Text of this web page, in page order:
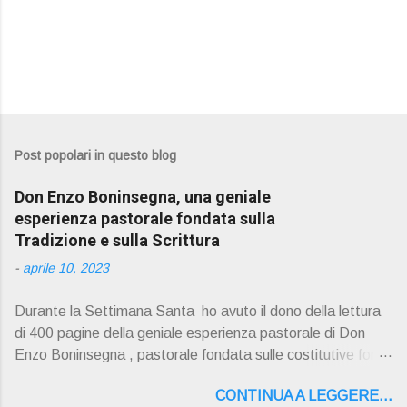
Post popolari in questo blog
Don Enzo Boninsegna, una geniale
esperienza pastorale fondata sulla
Tradizione e sulla Scrittura
- aprile 10, 2023
Durante la Settimana Santa ho avuto il dono della lettura
di 400 pagine della geniale esperienza pastorale di Don
Enzo Boninsegna , pastorale fondata sulle costitutive fon ti
Dio giunta in continuit à ecclesiale a noi per mezzo di Gesù,
CONTINUA A LEGGERE...